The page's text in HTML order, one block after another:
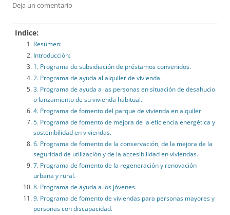
Deja un comentario
Indice:
Resumen:
Introducción:
1. Programa de subsidiación de préstamos convenidos.
2. Programa de ayuda al alquiler de vivienda.
3. Programa de ayuda a las personas en situación de desahucio
o lanzamiento de su vivienda habitual.
4. Programa de fomento del parque de vivienda en alquiler.
5. Programa de fomento de mejora de la eficiencia energética y
sostenibilidad en viviendas.
6. Programa de fomento de la conservación, de la mejora de la
seguridad de utilización y de la accesibilidad en viviendas.
7. Programa de fomento de la regeneración y renovación
urbana y rural.
8. Programa de ayuda a los jóvenes.
9. Programa de fomento de viviendas para personas mayores y
personas con discapacidad.